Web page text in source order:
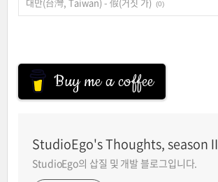
(0)
Buy me a coffee
StudioEgo's Thoughts, seasonⅡ
StudioEgo의 삽질 및 개발 블로그입니다.